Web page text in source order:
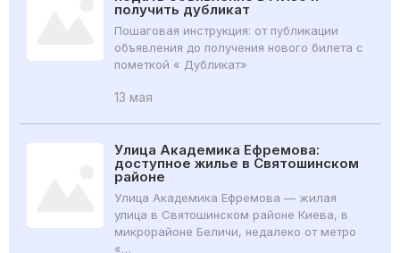
получить дубликат
Пошаговая инструкция: от публикации
объявления до получения нового билета с
пометкой « Дубликат»
13 мая
Улица Академика Ефремова:
доступное жилье в Святошинском
районе
Улица Академика Ефремова — жилая
улица в Святошинском районе Киева, в
микрорайоне Беличи, недалеко от метро
«…